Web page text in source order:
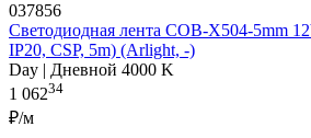
037856
Светодиодная лента COB-X504-5mm
IP20, CSP, 5m) (Arlight, -)
Day | Дневной 4000 K
1 06234
₽/м